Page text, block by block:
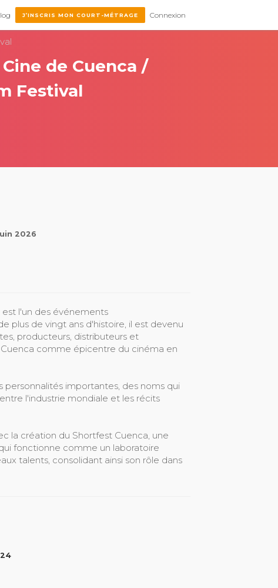
J’INSCRIS MON COURT-MÉTRAGE Connexion
de Cuenca /
Festival
2026
est l'un des événements
plus de vingt ans d'histoire, il est devenu
producteurs, distributeurs et
comme épicentre du cinéma en
personnalités importantes, des noms qui
l'industrie mondiale et les récits
la création du Shortfest Cuenca, une
fonctionne comme un laboratoire
talents, consolidant ainsi son rôle dans